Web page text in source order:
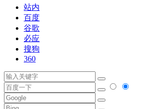
站内
百度
谷歌
必应
搜狗
360